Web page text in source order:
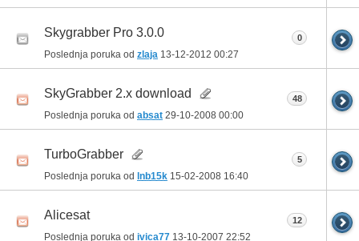
Skygrabber Pro 3.0.0
Poslednja poruka od zlaja 13-12-2012 00:27
0
SkyGrabber 2.x download
Poslednja poruka od absat 29-10-2008 00:00
48
TurboGrabber
Poslednja poruka od lnb15k 15-02-2008 16:40
5
Alicesat
Poslednja poruka od ivica77 13-10-2007 22:52
12